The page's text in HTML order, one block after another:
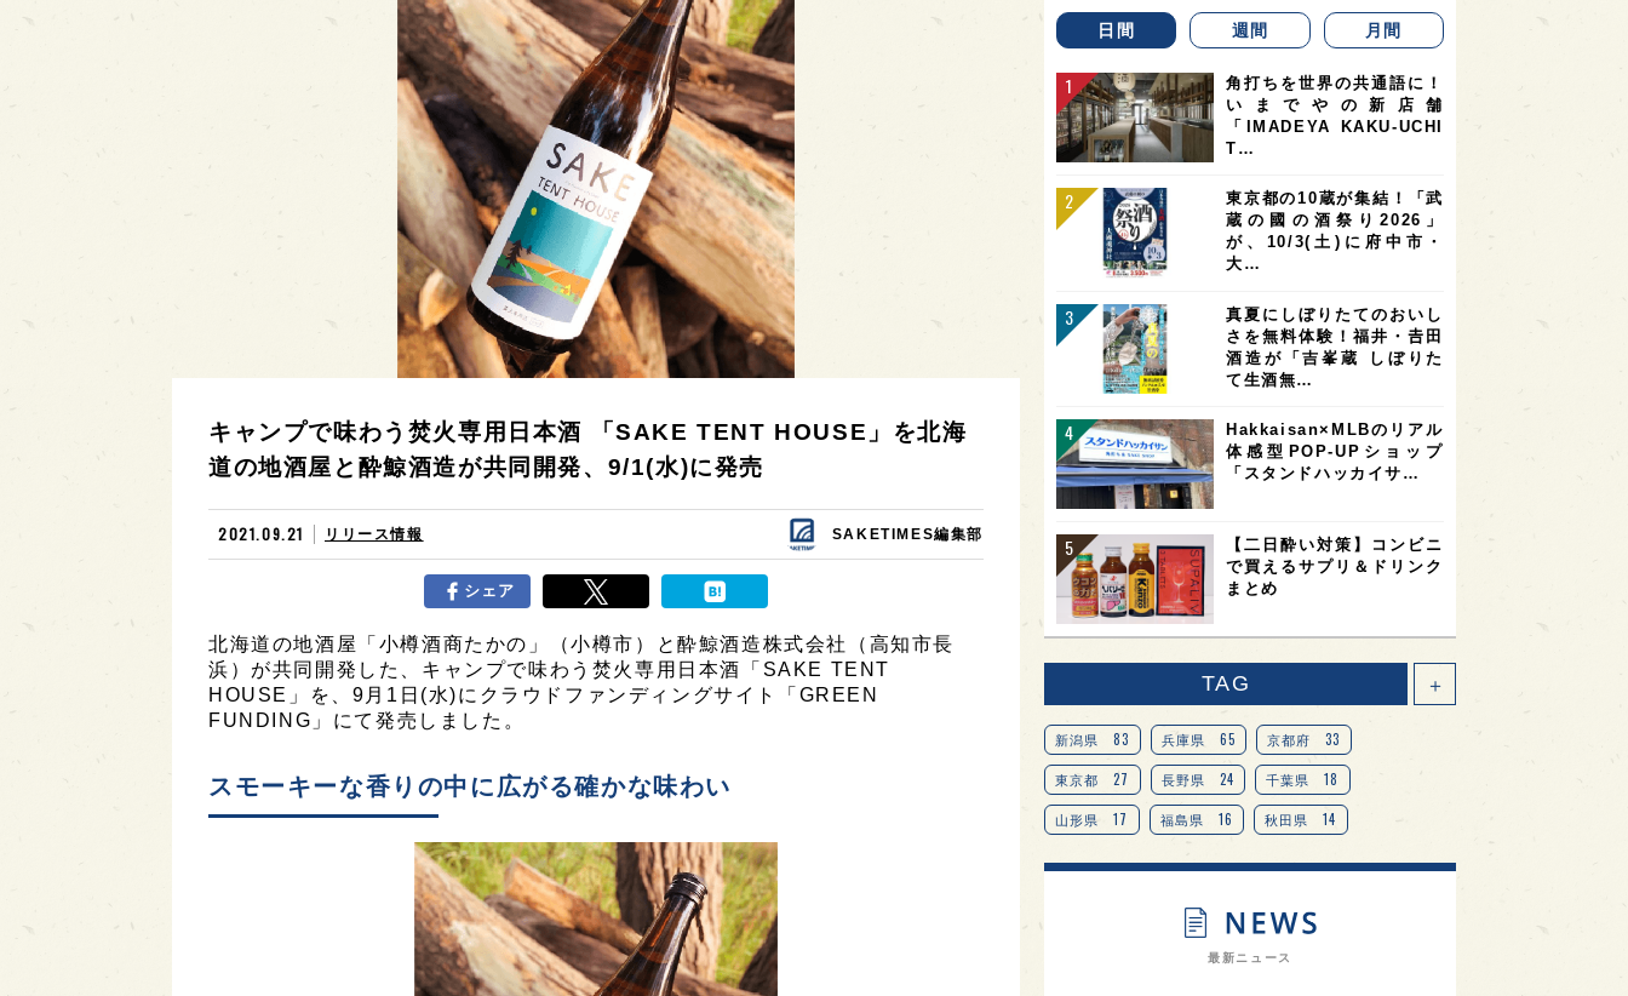
キャンプで味わう焚火専用日本酒 「SAKE TENT HOUSE」を北海
道の地酒屋と酔鯨酒造が共同開発、9/1(水)に発売
2021.09.21 リリース情報 SAKETIMES編集部
シェア
北海道の地酒屋「小樽酒商たかの」（小樽市）と酔鯨酒造株式会社（高知市長
浜）が共同開発した、キャンプで味わう焚火専用日本酒「SAKE TENT
HOUSE」を、9月1日(水)にクラウドファンディングサイト「GREEN
FUNDING」にて発売しました。
スモーキーな香りの中に広がる確かな味わい
日間 週間 月間
角打ちを世界の共通語に！
いまでやの新店舗
「IMADEYA KAKU-UCHI
T…
東京都の10蔵が集結！「武
蔵の國の酒祭り2026」
が、10/3(土)に府中市・
大…
真夏にしぼりたてのおいし
さを無料体験！福井・𠮷田
酒造が「吉峯蔵 しぼりた
て生酒無…
Hakkaisan×MLBのリアル
体感型POP-UPショップ
「スタンドハッカイサ…
【二日酔い対策】コンビニ
で買えるサプリ＆ドリンク
まとめ
TAG ＋
新潟県 83 兵庫県 65 京都府 33
東京都 27 長野県 24 千葉県 18
山形県 17 福島県 16 秋田県 14
愛知県 14 宮城県 14 岐阜県 13
オピニオンリーダーの視点 9
最新ニュース